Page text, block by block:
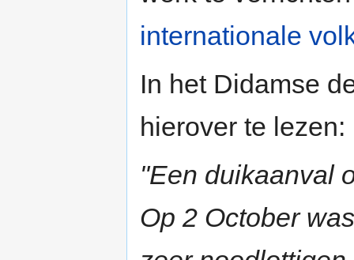
internationale
In het Didamse
hierover te lezen:
"Een duikaanval
Op 2 October